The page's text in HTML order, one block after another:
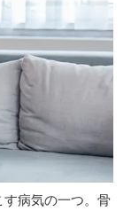
病気の一つ。骨